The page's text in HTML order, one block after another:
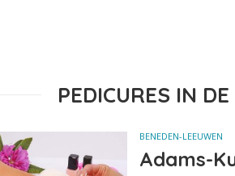
PEDICURES IN
BENEDEN-LEEUWEN
Adams-